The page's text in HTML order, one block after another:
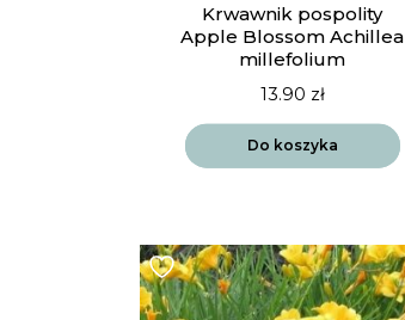
Krwawnik pospolity
Apple Blossom Achillea
millefolium
13.90 zł
Do koszyka